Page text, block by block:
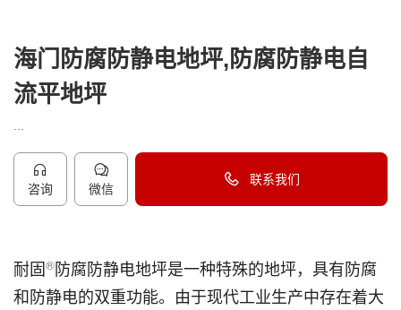
海门防腐防静电地坪,防腐防静电自
流平地坪
咨询 微信
联系我们
耐固®防腐防静电地坪是一种特殊的地坪，具有防腐
和防静电的双重功能。由于现代工业生产中存在着大